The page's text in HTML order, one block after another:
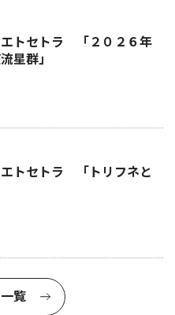
トセトラ 「２０２６年
星群」
トセトラ 「トリフネと
覧